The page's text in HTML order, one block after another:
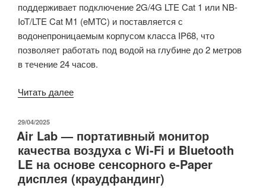
поддерживает подключение 2G/4G LTE Cat 1 или NB-
IoT/LTE Cat M1 (eMTC) и поставляется с
водонепроницаемым корпусом класса IP68, что
позволяет работать под водой на глубине до 2 метров
в течение 24 часов.
Читать далее«Inventia
PS
—
промышленный
телеметрический
ОПУБЛИКОВАНО
29/04/2025
Air Lab — портативный монитор
качества воздуха с Wi-Fi и Bluetooth
LE на основе сенсорного e-Paper
дисплея (краудфандинг)